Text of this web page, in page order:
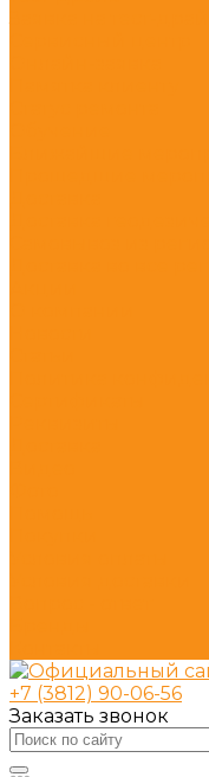
+7 (3812) 90-06-56
Заказать звонок